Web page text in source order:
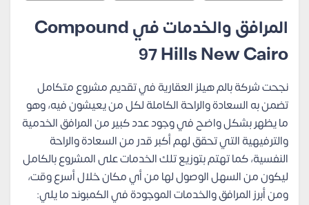
المرافق والخدمات في Compound
97 Hills New Cairo
نجحت شركة بالم هيلز العقارية في تقديم مشروع متكامل
تضمن به السعادة والراحة الكاملة لكل من يعيشون فيه، وهو
ما يظهر بشكل واضح في وجود عدد كبير من المرافق الخدمية
والترفيهية التي تحقق لهم أكبر قدر من السعادة والراحة
النفسية، كما تهتم بتوزيع تلك الخدمات على المشروع بالكامل
ليكون من السهل الوصول لها من أي مكان خلال أسرع وقت،
ومن أبرز المرافق والخدمات الموجودة في الكمبوند ما يلي: